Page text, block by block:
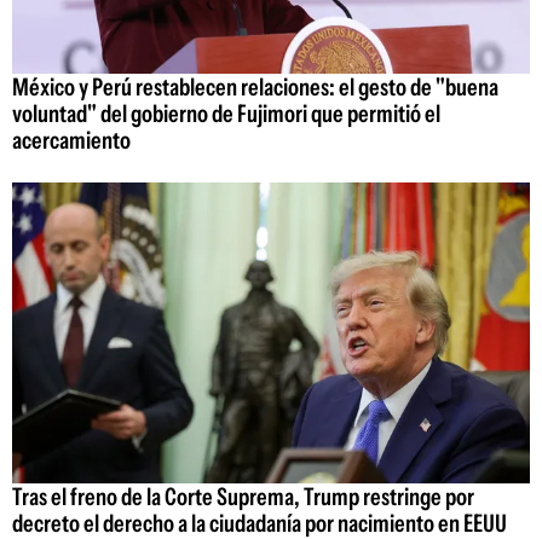
México y Perú restablecen relaciones: el gesto de "buena
voluntad" del gobierno de Fujimori que permitió el
acercamiento
Tras el freno de la Corte Suprema, Trump restringe por
decreto el derecho a la ciudadanía por nacimiento en EEUU